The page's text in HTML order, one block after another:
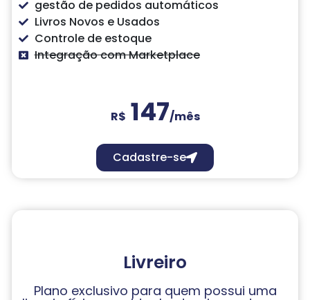
gestão de pedidos automáticos
Livros Novos e Usados
Controle de estoque
Integração com Marketplace
R$ 147/mês
Cadastre-se
Livreiro
Plano exclusivo para quem possui uma